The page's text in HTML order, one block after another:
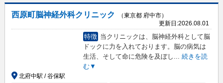
西原町脳神経外科クリニック
（東京都 府中市）
更新日:2026.08.01
特徴 当クリニックは、脳神経外科として脳
ドックに力を入れております。脳の病気は
生活、そして命に危険を及ぼし ... 続きを読
む▼
北府中駅 / 谷保駅